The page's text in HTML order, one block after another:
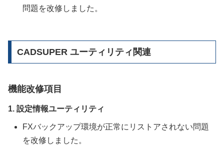
問題を改修しました。
CADSUPER ユーティリティ関連
機能改修項目
1. 設定情報ユーティリティ
FXバックアップ環境が正常にリストアされない問題
を改修しました。